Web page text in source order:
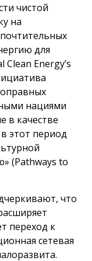
чистой
на
для
Energy’s
нациями
в качестве
этот период
(Pathways to
что
переход к
сетевая